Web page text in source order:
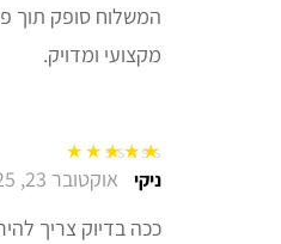
המשלוח סופק תוך
מקצועי ומדויק.
דורג5מתוך 5 ניקי אוקטובר 23, 2025
ככה בדיוק צריך